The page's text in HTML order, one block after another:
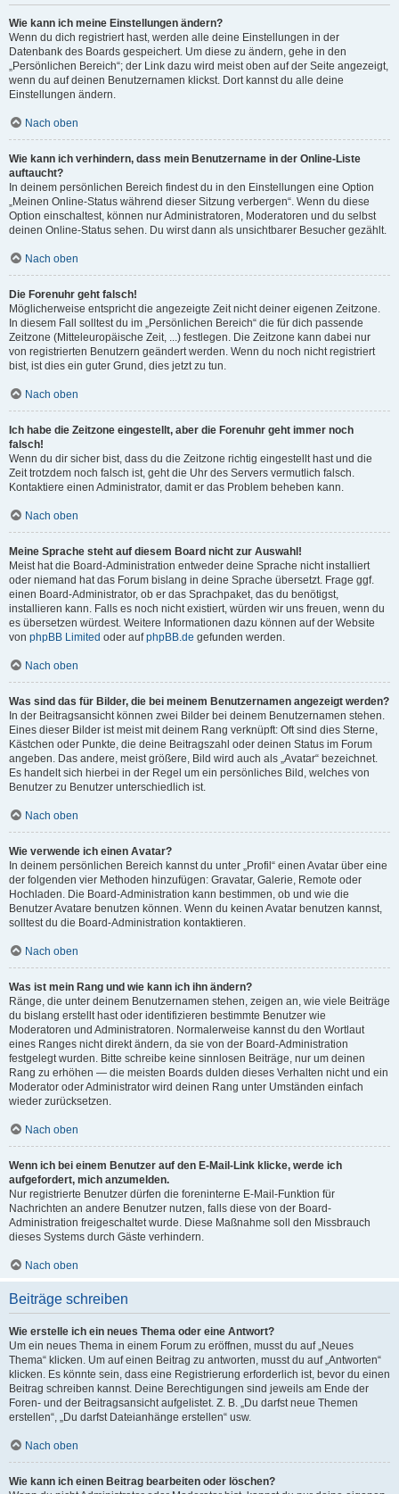
Wie kann ich meine Einstellungen ändern?
Wenn du dich registriert hast, werden alle deine Einstellungen in der
Datenbank des Boards gespeichert. Um diese zu ändern, gehe in den
„Persönlichen Bereich“; der Link dazu wird meist oben auf der Seite angezeigt,
wenn du auf deinen Benutzernamen klickst. Dort kannst du alle deine
Einstellungen ändern.
Nach oben
Wie kann ich verhindern, dass mein Benutzername in der Online-Liste
auftaucht?
In deinem persönlichen Bereich findest du in den Einstellungen eine Option
„Meinen Online-Status während dieser Sitzung verbergen“. Wenn du diese
Option einschaltest, können nur Administratoren, Moderatoren und du selbst
deinen Online-Status sehen. Du wirst dann als unsichtbarer Besucher gezählt.
Nach oben
Die Forenuhr geht falsch!
Möglicherweise entspricht die angezeigte Zeit nicht deiner eigenen Zeitzone.
In diesem Fall solltest du im „Persönlichen Bereich“ die für dich passende
Zeitzone (Mitteleuropäische Zeit, ...) festlegen. Die Zeitzone kann dabei nur
von registrierten Benutzern geändert werden. Wenn du noch nicht registriert
bist, ist dies ein guter Grund, dies jetzt zu tun.
Nach oben
Ich habe die Zeitzone eingestellt, aber die Forenuhr geht immer noch
falsch!
Wenn du dir sicher bist, dass du die Zeitzone richtig eingestellt hast und die
Zeit trotzdem noch falsch ist, geht die Uhr des Servers vermutlich falsch.
Kontaktiere einen Administrator, damit er das Problem beheben kann.
Nach oben
Meine Sprache steht auf diesem Board nicht zur Auswahl!
Meist hat die Board-Administration entweder deine Sprache nicht installiert
oder niemand hat das Forum bislang in deine Sprache übersetzt. Frage ggf.
einen Board-Administrator, ob er das Sprachpaket, das du benötigst,
installieren kann. Falls es noch nicht existiert, würden wir uns freuen, wenn du
es übersetzen würdest. Weitere Informationen dazu können auf der Website
von phpBB Limited oder aufphpBB.de gefunden werden.
Nach oben
Was sind das für Bilder, die bei meinem Benutzernamen angezeigt werden?
In der Beitragsansicht können zwei Bilder bei deinem Benutzernamen stehen.
Eines dieser Bilder ist meist mit deinem Rang verknüpft: Oft sind dies Sterne,
Kästchen oder Punkte, die deine Beitragszahl oder deinen Status im Forum
angeben. Das andere, meist größere, Bild wird auch als „Avatar“ bezeichnet.
Es handelt sich hierbei in der Regel um ein persönliches Bild, welches von
Benutzer zu Benutzer unterschiedlich ist.
Nach oben
Wie verwende ich einen Avatar?
In deinem persönlichen Bereich kannst du unter „Profil“ einen Avatar über eine
der folgenden vier Methoden hinzufügen: Gravatar, Galerie, Remote oder
Hochladen. Die Board-Administration kann bestimmen, ob und wie die
Benutzer Avatare benutzen können. Wenn du keinen Avatar benutzen kannst,
solltest du die Board-Administration kontaktieren.
Nach oben
Was ist mein Rang und wie kann ich ihn ändern?
Ränge, die unter deinem Benutzernamen stehen, zeigen an, wie viele Beiträge
du bislang erstellt hast oder identifizieren bestimmte Benutzer wie
Moderatoren und Administratoren. Normalerweise kannst du den Wortlaut
eines Ranges nicht direkt ändern, da sie von der Board-Administration
festgelegt wurden. Bitte schreibe keine sinnlosen Beiträge, nur um deinen
Rang zu erhöhen — die meisten Boards dulden dieses Verhalten nicht und ein
Moderator oder Administrator wird deinen Rang unter Umständen einfach
wieder zurücksetzen.
Nach oben
Wenn ich bei einem Benutzer auf den E-Mail-Link klicke, werde ich
aufgefordert, mich anzumelden.
Nur registrierte Benutzer dürfen die foreninterne E-Mail-Funktion für
Nachrichten an andere Benutzer nutzen, falls diese von der Board-
Administration freigeschaltet wurde. Diese Maßnahme soll den Missbrauch
dieses Systems durch Gäste verhindern.
Nach oben
Beiträge schreiben
Wie erstelle ich ein neues Thema oder eine Antwort?
Um ein neues Thema in einem Forum zu eröffnen, musst du auf „Neues
Thema“ klicken. Um auf einen Beitrag zu antworten, musst du auf „Antworten“
klicken. Es könnte sein, dass eine Registrierung erforderlich ist, bevor du einen
Beitrag schreiben kannst. Deine Berechtigungen sind jeweils am Ende der
Foren- und der Beitragsansicht aufgelistet. Z. B. „Du darfst neue Themen
erstellen“, „Du darfst Dateianhänge erstellen“ usw.
Nach oben
Wie kann ich einen Beitrag bearbeiten oder löschen?